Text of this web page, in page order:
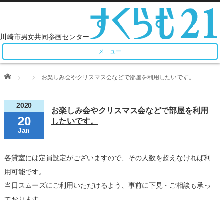
メニュー
Home お楽しみ会やクリスマス会などで部屋を利用したいです。
2020
20
Jan
お楽しみ会やクリスマス会などで部屋を利用
したいです。
各貸室には定員設定がございますので、その人数を超えなければ利
用可能です。
当日スムーズにご利用いただけるよう、事前に下見・ご相談も承っ